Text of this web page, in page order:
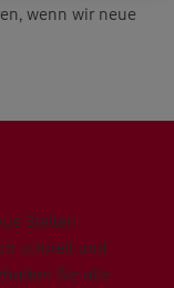
wenn wir neue
Stellen
schnell und
Sie alle